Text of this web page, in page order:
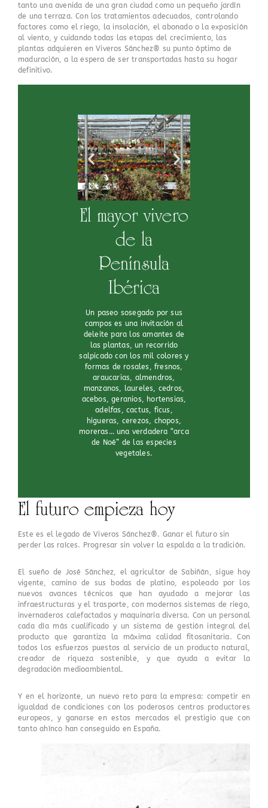
tanto una avenida de una gran ciudad como un pequeño jardín
de una terraza. Con los tratamientos adecuados, controlando
factores como el riego, la insolación, el abonado o la exposición
al viento, y cuidando todas las etapas del crecimiento, las
plantas adquieren en Viveros Sánchez® su punto óptimo de
maduración, a la espera de ser transportadas hasta su hogar
definitivo.
El mayor vivero
de la
Península
Ibérica
Un paseo sosegado por sus
campos es una invitación al
deleite para los amantes de
las plantas, un recorrido
salpicado con los mil colores y
formas de rosales, fresnos,
araucarias, almendros,
manzanos, laureles, cedros,
acebos, geranios, hortensias,
adelfas, cactus, ficus,
higueras, cerezos, chopos,
moreras… una verdadera “arca
de Noé” de las especies
vegetales.
El futuro empieza hoy
Este es el legado de Viveros Sánchez®. Ganar el futuro sin
perder las raíces. Progresar sin volver la espalda a la tradición.
El sueño de José Sánchez, el agricultor de Sabiñán, sigue hoy
vigente, camino de sus bodas de platino, espoleado por los
nuevos avances técnicos que han ayudado a mejorar las
infraestructuras y el trasporte, con modernos sistemas de riego,
invernaderos calefactados y maquinaria diversa. Con un personal
cada día más cualificado y un sistema de gestión integral del
producto que garantiza la máxima calidad fitosanitaria. Con
todos los esfuerzos puestos al servicio de un producto natural,
creador de riqueza sostenible, y que ayuda a evitar la
degradación medioambiental.
Y en el horizonte, un nuevo reto para la empresa: competir en
igualdad de condiciones con los poderosos centros productores
europeos, y ganarse en estos mercados el prestigio que con
tanto ahínco han conseguido en España.